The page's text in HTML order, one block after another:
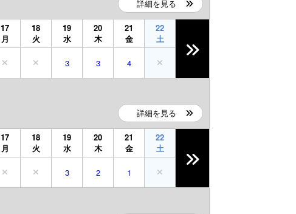
詳細を見る
17
月
18
火
19
水
20
木
21
金
22
土
3 3 4
詳細を見る
17
月
18
火
19
水
20
木
21
金
22
土
3 2 1